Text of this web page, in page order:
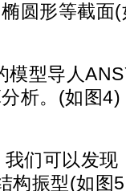
圆形等截面
型导人
析。(如图
可以发现
构振型(如图